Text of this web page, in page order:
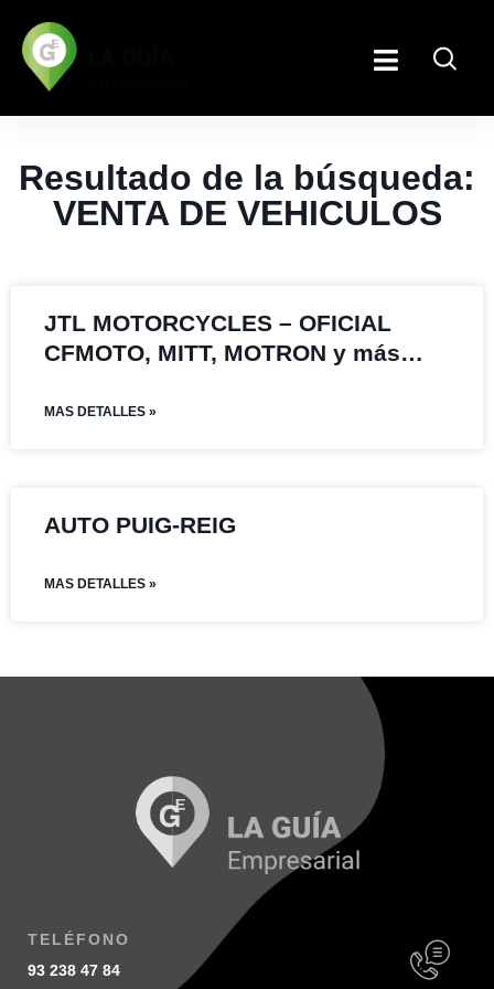
Resultado de la búsqueda:
VENTA DE VEHICULOS
JTL MOTORCYCLES – OFICIAL
CFMOTO, MITT, MOTRON y más…
MAS DETALLES »
AUTO PUIG-REIG
MAS DETALLES »
TELÉFONO
93 238 47 84